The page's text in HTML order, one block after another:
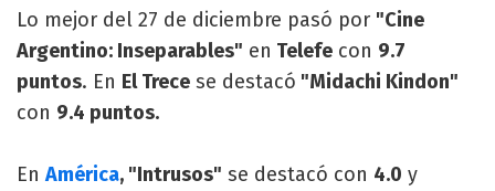
Lo mejor del 27 de diciembre pasó por "Cine
Argentino: Inseparables" en Telefe con 9.7
puntos. En El Trece se destacó "Midachi Kindon"
con 9.4 puntos.
En América, "Intrusos" se destacó con 4.0 y